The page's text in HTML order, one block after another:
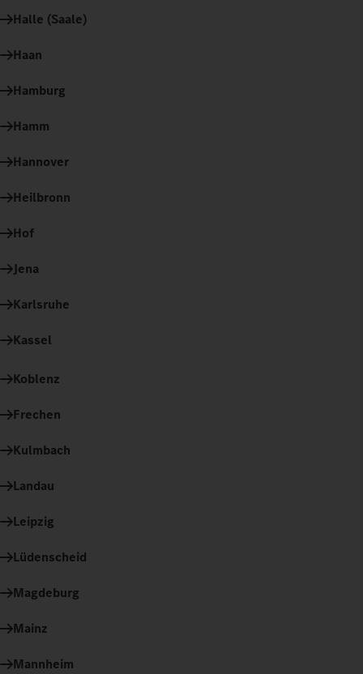
Halle (Saale)
Haan
Hamburg
Hamm
Hannover
Heilbronn
Hof
Jena
Karlsruhe
Kassel
Koblenz
Frechen
Kulmbach
Landau
Leipzig
Lüdenscheid
Magdeburg
Mainz
Mannheim